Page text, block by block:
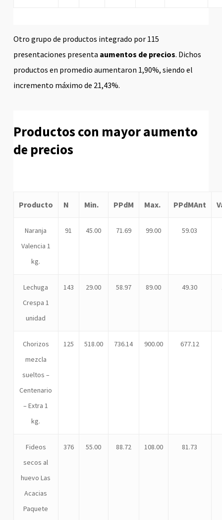
Otro grupo de productos integrado por 115
presentaciones presenta aumentos de precios. Dichos
productos en promedio aumentaron 1,90%, siendo el
incremento máximo de 21,43%.
Productos con mayor aumento
de precios
Producto N Min. PPdM Max. PPdMAnt
Naranja
Valencia 1
kg.
91 45.00 71.69 99.00 59.03
Lechuga
Crespa 1
unidad
143 29.00 58.97 89.00 49.30
Chorizos
mezcla
sueltos –
Centenario
– Extra 1
kg.
125 518.00 736.14 900.00 677.12
Fideos
secos al
huevo Las
Acacias
Paquete
376 55.00 88.72 108.00 81.73